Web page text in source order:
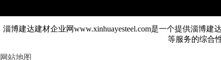
淄博建达建材企业网www.xinhuayesteel.com是一个提供淄博建
等服务的综合
网站地图